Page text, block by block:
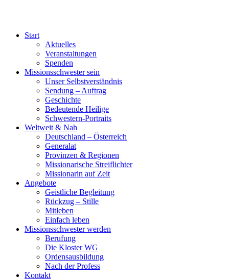
Start
Aktuelles
Veranstaltungen
Spenden
Missionsschwester sein
Unser Selbstverständnis
Sendung – Auftrag
Geschichte
Bedeutende Heilige
Schwestern-Portraits
Weltweit & Nah
Deutschland – Österreich
Generalat
Provinzen & Regionen
Missionarische Streiflichter
Missionarin auf Zeit
Angebote
Geistliche Begleitung
Rückzug – Stille
Mitleben
Einfach leben
Missionsschwester werden
Berufung
Die Kloster WG
Ordensausbildung
Nach der Profess
Kontakt